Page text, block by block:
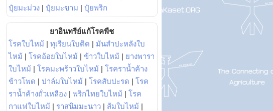
ปุ๋ยมะม่วง | ปุ๋ยมะขาม | ปุ๋ยพริก
ยาอินทรีย์แก้โรคพืช
โรคใบไหม้ | ทุเรียนใบติด | มันสำปะหลังใบ
ไหม้ | โรคอ้อยใบไหม้ | ข้าวใบไหม้ | ยางพารา
ใบไหม้ | โรคมะพร้าวใบไหม้ | โรคราน้ำค้าง
ข้าวโพด | ปาล์มใบไหม้ | โรคสับปะรด | โรค
ราน้ำค้างถั่วเหลือง | พริกไทยใบไหม้ | โรค
กาแฟใบไหม้ | ราสนิมมะนาว | ส้มใบไหม้ |